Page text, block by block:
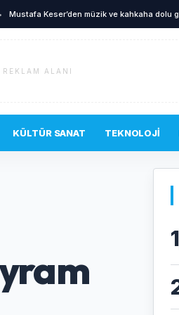
Keser’den müzik ve kahkaha dolu gece •
REKLAM ALANI
KÜLTÜR SANAT TEKNOLOJI
1